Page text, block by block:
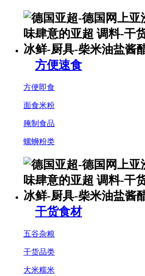
方便速食
方便即食
面食米粉
腌制食品
螺蛳粉类
干货食材
五谷杂粮
干货品类
大米糯米